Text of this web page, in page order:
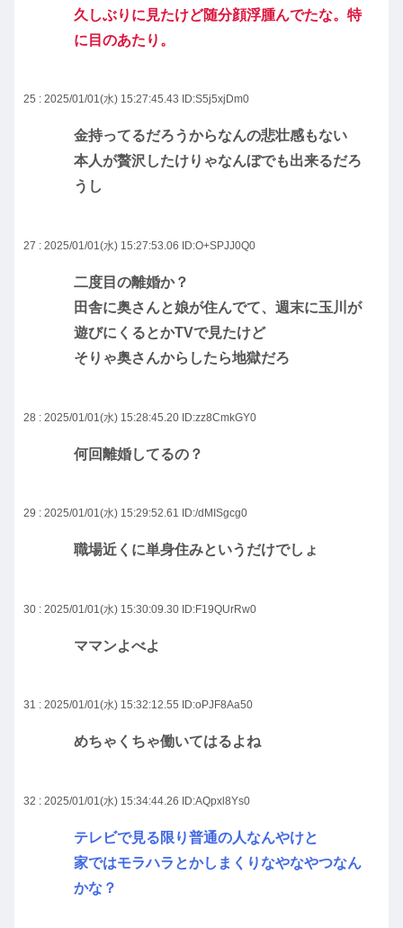
久しぶりに見たけど随分顔浮腫んでたな。特
に目のあたり。
25 : 2025/01/01(水) 15:27:45.43 ID:S5j5xjDm0
金持ってるだろうからなんの悲壮感もない
本人が贅沢したけりゃなんぼでも出来るだろ
うし
27 : 2025/01/01(水) 15:27:53.06 ID:O+SPJJ0Q0
二度目の離婚か？
田舎に奥さんと娘が住んでて、週末に玉川が
遊びにくるとかTVで見たけど
そりゃ奥さんからしたら地獄だろ
28 : 2025/01/01(水) 15:28:45.20 ID:zz8CmkGY0
何回離婚してるの？
29 : 2025/01/01(水) 15:29:52.61 ID:/dMISgcg0
職場近くに単身住みというだけでしょ
30 : 2025/01/01(水) 15:30:09.30 ID:F19QUrRw0
ママンよべよ
31 : 2025/01/01(水) 15:32:12.55 ID:oPJF8Aa50
めちゃくちゃ働いてはるよね
32 : 2025/01/01(水) 15:34:44.26 ID:AQpxl8Ys0
テレビで見る限り普通の人なんやけと
家ではモラハラとかしまくりなやなやつなん
かな？